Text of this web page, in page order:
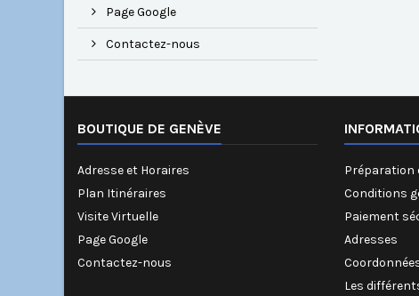
Page Google
Contactez-nous
BOUTIQUE DE GENÈVE
Adresse et Horaires
Plan Itinéraires
Visite Virtuelle
Page Google
Contactez-nous
Préparation
Conditions
Paiement
Adresses
Les